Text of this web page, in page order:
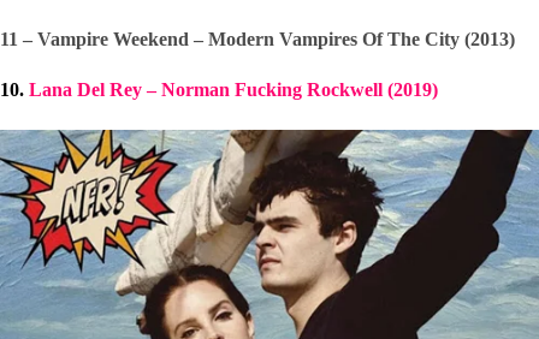
11 – Vampire Weekend – Modern Vampires Of The City (2013)
10. Lana Del Rey – Norman Fucking Rockwell (2019)